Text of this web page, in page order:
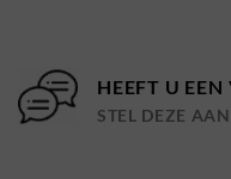
HEEFT U EEN
STEL DEZE